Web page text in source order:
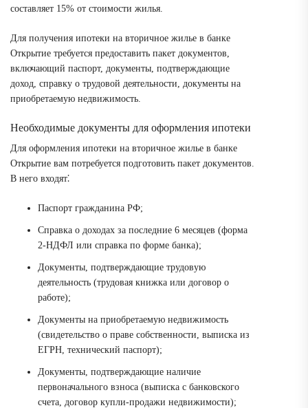
составляет 15% от стоимости жилья.
Для получения ипотеки на вторичное жилье в банке
Открытие требуется предоставить пакет документов,
включающий паспорт, документы, подтверждающие
доход, справку о трудовой деятельности, документы на
приобретаемую недвижимость.
Необходимые документы для оформления ипотеки
Для оформления ипотеки на вторичное жилье в банке
Открытие вам потребуется подготовить пакет документов.
В него входят⁚
Паспорт гражданина РФ;
Справка о доходах за последние 6 месяцев (форма
2-НДФЛ или справка по форме банка);
Документы, подтверждающие трудовую
деятельность (трудовая книжка или договор о
работе);
Документы на приобретаемую недвижимость
(свидетельство о праве собственности, выписка из
ЕГРН, технический паспорт);
Документы, подтверждающие наличие
первоначального взноса (выписка с банковского
счета, договор купли-продажи недвижимости);